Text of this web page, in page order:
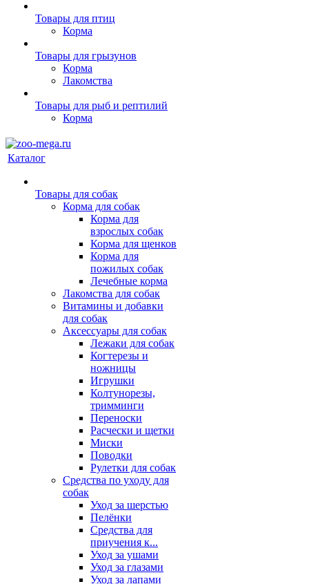
Товары для птиц
Корма
Товары для грызунов
Корма
Лакомства
Товары для рыб и рептилий
Корма
Каталог
Товары для собак
Корма для собак
Корма для
взрослых собак
Корма для щенков
Корма для
пожилых собак
Лечебные корма
Лакомства для собак
Витамины и добавки
для собак
Аксессуары для собак
Лежаки для собак
Когтерезы и
ножницы
Игрушки
Колтунорезы,
тримминги
Переноски
Расчески и щетки
Миски
Поводки
Рулетки для собак
Средства по уходу для
собак
Уход за шерстью
Пелёнки
Средства для
приучения к...
Уход за ушами
Уход за глазами
Уход за лапами